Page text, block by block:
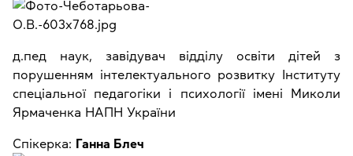
д.пед наук, завідувач відділу освіти дітей з
порушенням інтелектуального розвитку Інституту
спеціальної педагогіки і психології імені Миколи
Ярмаченка НАПН України
Спікерка: Ганна Блеч